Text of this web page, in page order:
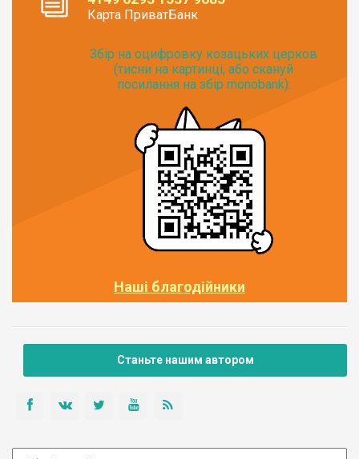
Карта ПриватБанк
Збір на оцифровку козацьких церков
(тисни на картинці, або скануй
посилання на збір monobank):
Наші благодійники
Станьте нашим автором